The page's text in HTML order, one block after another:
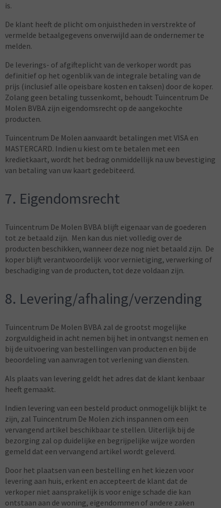
is.
De klant heeft de plicht om onjuistheden in verstrekte of
vermelde betaalgegevens onverwijld aan de ondernemer te
melden.
De leverings- of afgifteplicht van de verkoper wordt pas
definitief op het ogenblik van de integrale betaling van de
prijs (inclusief alle opeisbare kosten en taksen) door de koper.
Zolang geen betaling tussenkomt, behoudt Tuincentrum De
Molen BVBA zijn eigendomsrecht op de aangekochte
producten.
Tuincentrum De Molen aanvaardt betalingen met VISA en
MASTERCARD. Indien u kiest om te betalen met een
kredietkaart, wordt het bedrag onmiddellijk na uw bevestiging
van betaling van uw kaart gedebiteerd.
7. Eigendomsrecht
Tuincentrum De Molen BVBA blijft eigenaar van de goederen
tot ze betaald zijn. Men kan dus niet volledig over de
producten beschikken, wanneer deze nog niet betaald zijn. De
koper blijft verantwoordelijk voor vernietiging, verwerking of
beschadiging van de producten, tot deze voldaan zijn.
8. Levering/afhaling/verzending
Tuincentrum De Molen BVBA zal de grootst mogelijke
zorgvuldigheid in acht nemen bij het in ontvangst nemen en
bij de uitvoering van bestellingen van producten en bij de
beoordeling van aanvragen tot verlening van diensten.
Als plaats van levering geldt het adres dat de klant kenbaar
heeft gemaakt.
Indien levering van een besteld product onmogelijk blijkt te
zijn, zal Tuincentrum De Molen zich inspannen om een
vervangend artikel beschikbaar te stellen. Uiterlijk bij de
bezorging zal op duidelijke en begrijpelijke wijze worden
gemeld dat een vervangend artikel wordt geleverd.
Door het plaatsen van een bestelling en het kiezen voor
levering aan huis, erkent en accepteert de klant dat de
verkoper niet aansprakelijk is voor enige schade die kan
ontstaan aan de woning, eigendommen of andere zaken